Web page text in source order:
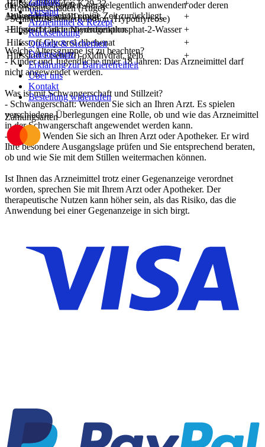
- Hornhautschäden (Auge)
- Schilddrüsenunterfunktion (Hypothyreose)
- Eingeschränkte Nierenfunktion
Welche Altersgruppe ist zu beachten?
- Kinder und Jugendliche unter 18 Jahren: Das Arzneimittel darf
nicht angewendet werden.
Was ist mit Schwangerschaft und Stillzeit?
- Schwangerschaft: Wenden Sie sich an Ihren Arzt. Es spielen
verschiedene Überlegungen eine Rolle, ob und wie das Arzneimittel
in der Schwangerschaft angewendet werden kann.
- Stillzeit: Wenden Sie sich an Ihren Arzt oder Apotheker. Er wird
Ihre besondere Ausgangslage prüfen und Sie entsprechend beraten,
ob und wie Sie mit dem Stillen weitermachen können.
Ist Ihnen das Arzneimittel trotz einer Gegenanzeige verordnet
worden, sprechen Sie mit Ihrem Arzt oder Apotheker. Der
therapeutische Nutzen kann höher sein, als das Risiko, das die
Anwendung bei einer Gegenanzeige in sich birgt.
die Sie selbst kaufen, nur gelegentlich anwenden oder deren
Anwendung schon einige Zeit zurückliegt.
Hilfsstoff Povidon K29-32
+
Hilfsstoff Eisen(III)-oxid
+
Hilfsstoff Calciumhydrogenphosphat-2-Wasser +
Hilfsstoff Glycerol dibehenat
+
Hilfsstoff Eisen(III)-oxidhydrat, gelb
+
Versand
Arzneimittel & Rezept
Rücksendung
Qualität & Sicherheit
Datenschutz
Erklärung zur Barrierefreiheit
Über uns
Kontakt
Bestellung widerrufen
Zahlungsarten